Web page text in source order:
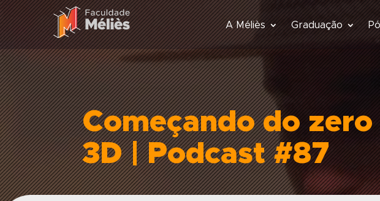
A Méliès Graduação
Começando do zero
3D | Podcast #87